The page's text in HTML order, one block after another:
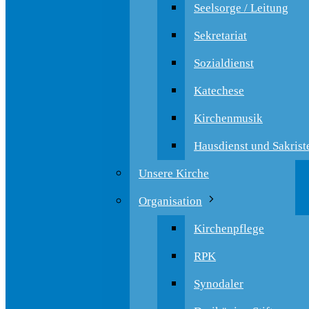
Seelsorge / Leitung
Sekretariat
Sozialdienst
Katechese
Kirchenmusik
Hausdienst und
Unsere Kirche
Organisation
Kirchenpflege
RPK
Synodaler